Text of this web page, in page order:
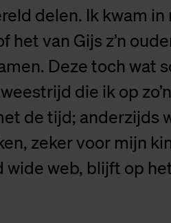
delen. Ik kwam in
het van Gijs z’n
Deze toch wat
die ik op
de tijd; anderzijds
zeker voor mijn
web, blijft op